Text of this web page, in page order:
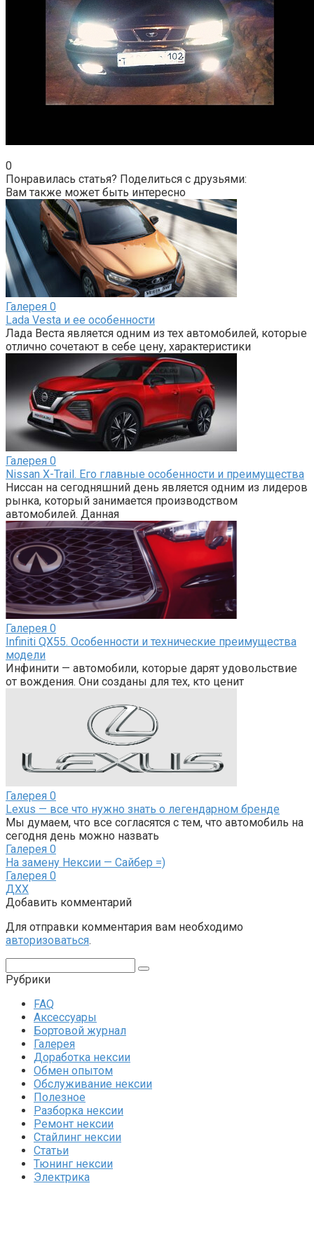
0
Понравилась статья? Поделиться с друзьями:
Вам также может быть интересно
Галерея 0
Lada Vesta и ее особенности
Лада Веста является одним из тех автомобилей, которые
отлично сочетают в себе цену, характеристики
Галерея 0
Nissan X-Trail. Его главные особенности и преимущества
Ниссан на сегодняшний день является одним из лидеров
рынка, который занимается производством
автомобилей. Данная
Галерея 0
Infiniti QX55. Особенности и технические преимущества
модели
Инфинити — автомобили, которые дарят удовольствие
от вождения. Они созданы для тех, кто ценит
Галерея 0
Lexus — все что нужно знать о легендарном бренде
Мы думаем, что все согласятся с тем, что автомобиль на
сегодня день можно назвать
Галерея 0
На замену Нексии — Сайбер =)
Галерея 0
ДХХ
Добавить комментарий
Для отправки комментария вам необходимо
авторизоваться.
Рубрики
FAQ
Аксессуары
Бортовой журнал
Галерея
Доработка нексии
Обмен опытом
Обслуживание нексии
Полезное
Разборка нексии
Ремонт нексии
Стайлинг нексии
Статьи
Тюнинг нексии
Электрика